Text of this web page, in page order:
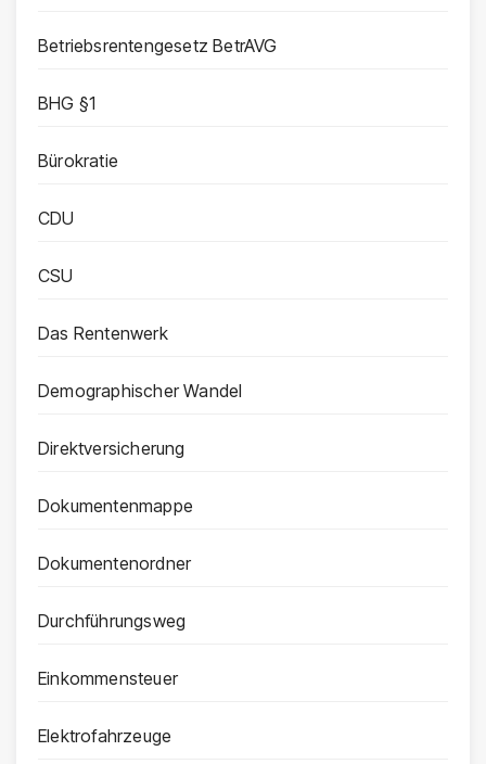
Betriebsrentengesetz BetrAVG
BHG §1
Bürokratie
CDU
CSU
Das Rentenwerk
Demographischer Wandel
Direktversicherung
Dokumentenmappe
Dokumentenordner
Durchführungsweg
Einkommensteuer
Elektrofahrzeuge